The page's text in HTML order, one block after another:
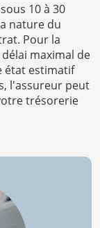
10 à 30
nature du
Pour la
maximal de
état estimatif
l'assureur peut
trésorerie